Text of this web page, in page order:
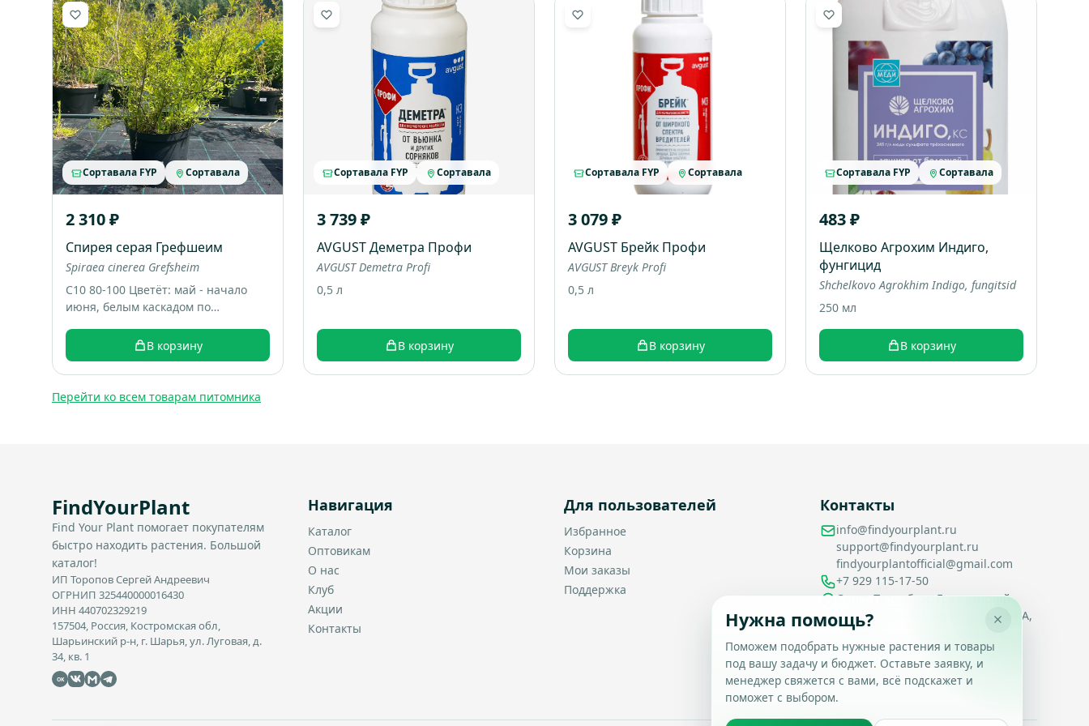
Сортавала FYP Сортавала
2 310 ₽
Спирея серая Грефшеим
Spiraea cinerea Grefsheim
С10 80-100 Цветёт: май - начало
июня, белым каскадом по
раскидистый куст, весной весь
покрывается белыми цветами,
выглядит как “белый фонтан”.
Итоговый размер: примерно 1,5-2
м высотой и шириной.
В корзину
Сортавала FYP Сортавала
3 739 ₽
AVGUST Деметра Профи
AVGUST Demetra Profi
0,5 л
В корзину
Сортавала FYP Сортавала
3 079 ₽
AVGUST Брейк Профи
AVGUST Breyk Profi
0,5 л
В корзину
Сортавала FYP Сортавала
483 ₽
Щелково Агрохим Индиго,
фунгицид
Shchelkovo Agrokhim Indigo, fungitsid
250 мл
В корзину
Перейти ко всем товарам питомника
FindYourPlant
Find Your Plant помогает покупателям
быстро находить растения. Большой
каталог!
ИП Торопов Сергей Андреевич
ОГРНИП 325440000016430
ИНН 440702329219
157504, Россия, Костромская обл,
Шарьинский р-н, г. Шарья, ул. Луговая, д.
34, кв. 1
OK
Навигация
Каталог
Оптовикам
О нас
Клуб
Акции
Контакты
Для пользователей
Избранное
Корзина
Мои заказы
Поддержка
Контакты
info@findyourplant.ru
support@findyourplant.ru
findyourplantofficial@gmail.com
+7 929 115-17-50
Санкт-Петербург, Гражданский
проспект, д. 104, корп. 1, литера А,
офис 430
Нужна помощь?
Поможем подобрать нужные растения и товары
под вашу задачу и бюджет. Оставьте заявку, и
менеджер свяжется с вами, всё подскажет и
поможет с выбором.